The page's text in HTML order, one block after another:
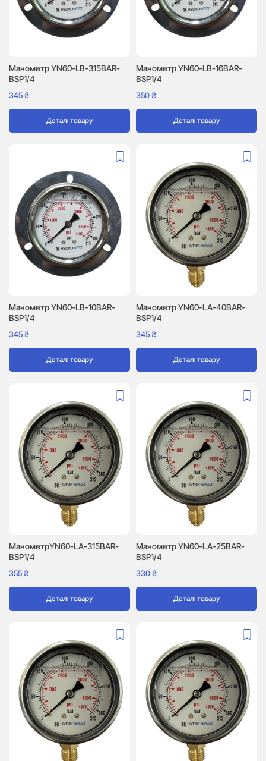
Манометр YN60-LB-315BAR-
BSP1/4
345₴
Деталі товару
Манометр YN60-LB-16BAR-
BSP1/4
350₴
Деталі товару
Манометр YN60-LB-10BAR-
BSP1/4
345₴
Деталі товару
Манометр YN60-LA-40BAR-
BSP1/4
345₴
Деталі товару
МанометрYN60-LA-315BAR-
BSP1/4
355₴
Деталі товару
Манометр YN60-LA-25BAR-
BSP1/4
330₴
Деталі товару